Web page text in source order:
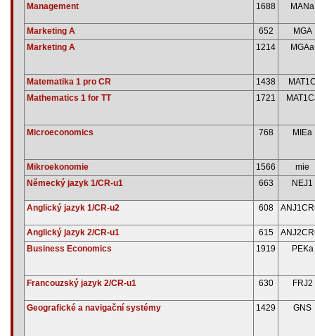
Management
1688 MANa
Marketing A 652
MGA
Marketing A
1214 MGAa
Matematika 1 pro CR 1438
Mathematics 1 for TT
1721
Microeconomics 768 MIEa
Mikroekonomie 1566
mie
Německý jazyk 1/CR-u1
663 NEJ1
Anglický jazyk 1/CR-u2 608
Anglický jazyk 2/CR-u1 615
Business Economics
1919 PEKa
Francouzský jazyk 2/CR-u1 630 FRJ2
Geografické a navigační systémy 1429 GNS